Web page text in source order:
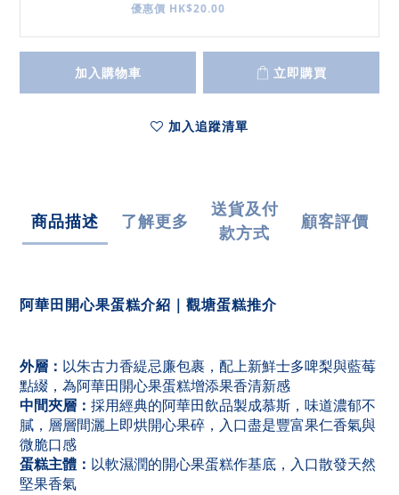
優惠價 HK$20.00
加入購物車 立即購買
加入追蹤清單
商品描述 了解更多
送貨及付
款方式
顧客評價
阿華田開心果蛋糕介紹｜觀塘蛋糕推介
外層： 以朱古力香緹忌廉包裹，配上新鮮士多啤梨與藍莓
點綴，為阿華田開心果蛋糕增添果香清新感
中間夾層： 採用經典的阿華田飲品製成慕斯，味道濃郁不
膩，層層間灑上即烘開心果碎，入口盡是豐富果仁香氣與
微脆口感
蛋糕主體： 以軟濕潤的開心果蛋糕作基底，入口散發天然
堅果香氣